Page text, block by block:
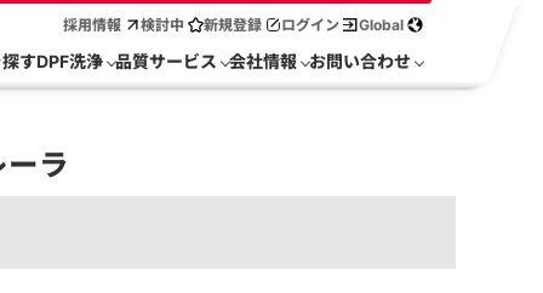
採用情報 検討中 新規登録 ログイン Global
すDPF洗浄 品質サービス 会社情報 お問い合わせ
ラ